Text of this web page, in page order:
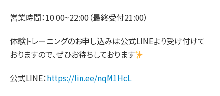
営業時間：10:00~22:00（最終受付21:00）
体験トレーニングのお申し込みは公式LINEより受け付けて
おりますので、ぜひお待ちしております
公式LINE：https://lin.ee/nqM1HcL